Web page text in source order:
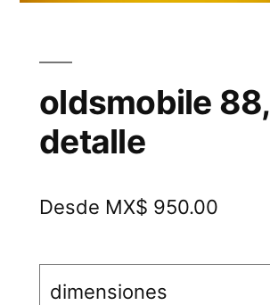
oldsmobile 88,
detalle
Desde MX$ 950.00
dimensiones